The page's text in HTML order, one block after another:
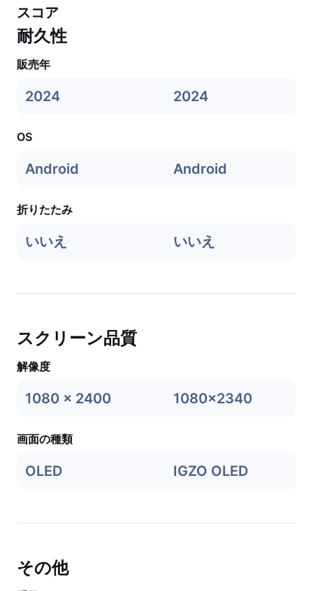
スコア
耐久性
販売年
2024 2024
OS
Android Android
折りたたみ
いいえ いいえ
スクリーン品質
解像度
1080 x 2400 1080x2340
画面の種類
OLED IGZO OLED
その他